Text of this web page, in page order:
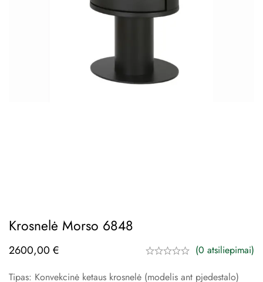
Krosnelė Morso 6848
2600,00 €
(0 atsiliepimai)
Tipas: Konvekcinė ketaus krosnelė (modelis ant pjedestalo)